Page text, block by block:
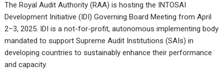
The Royal Audit Authority (RAA) is hosting the INTOSAI
Development Initiative (IDI) Governing Board Meeting from April
2–3, 2025. IDI is a not-for-profit, autonomous implementing body
mandated to support Supreme Audit Institutions (SAIs) in
developing countries to sustainably enhance their performance
and capacity.